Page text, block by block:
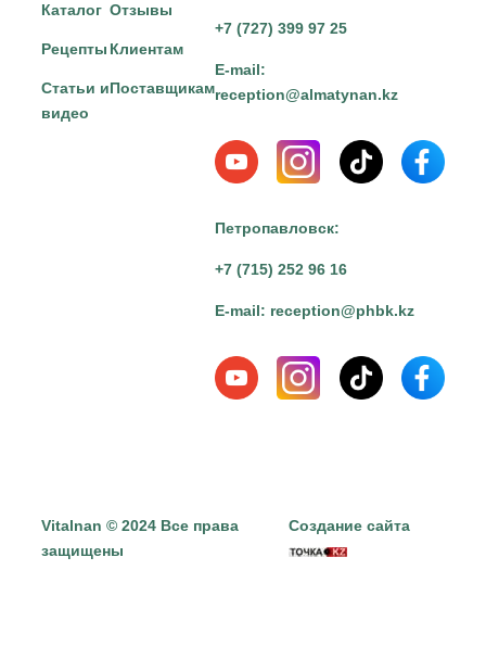
Каталог
Рецепты
Статьи и
видео
Отзывы
Клиентам
Поставщикам
+7 (727) 399 97 25
E-mail:
reception@almatynan.kz
Петропавловск:
+7 (715) 252 96 16
E-mail: reception@phbk.kz
Vitalnan © 2024 Все права
защищены
Создание сайта